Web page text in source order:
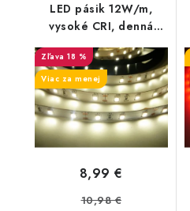
LED pásik 12W/m,
vysoké CRI, denná
biela 4500K
18 %
Viac za menej
8,99 €
10,98 €